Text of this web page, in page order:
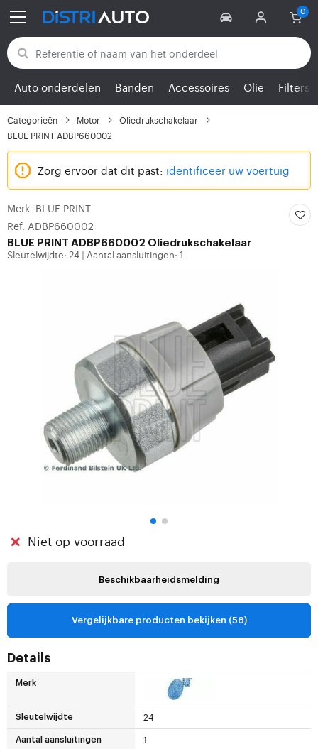
Terug naar categorieën
Auto onderdelen Banden Accessoires Olie Filters
Categorieën Motor
Oliedrukschakelaar
BLUE PRINT ADBP660002
Zorg ervoor dat dit past: identificeer uw voertuig
Merk: BLUE PRINT
Ref. ADBP660002
BLUE PRINT ADBP660002 Oliedrukschakelaar
Sleutelwijdte: 24 Aantal aansluitingen: 1
Niet op voorraad
Beschikbaarheidsmelding
Vergelijkbare producten bekijken (58)
Details
Merk
Sleutelwijdte 24
Aantal aansluitingen 1